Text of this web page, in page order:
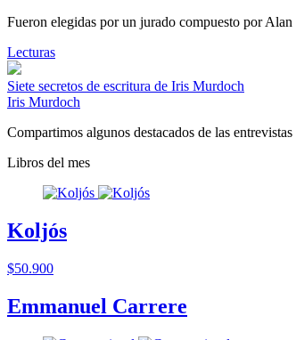
Fueron elegidas por un jurado compuesto por
Lecturas
Siete secretos de escritura de Iris Murdoch
Iris Murdoch
Compartimos algunos destacados de las
Libros del mes
Koljós
$50.900
Emmanuel Carrere